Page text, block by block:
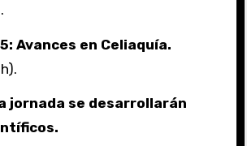
Avances en Celiaquía.
jornada se desarrollarán